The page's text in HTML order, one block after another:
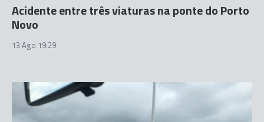
Acidente entre três viaturas na ponte do Porto
Novo
13 Ago 19:29